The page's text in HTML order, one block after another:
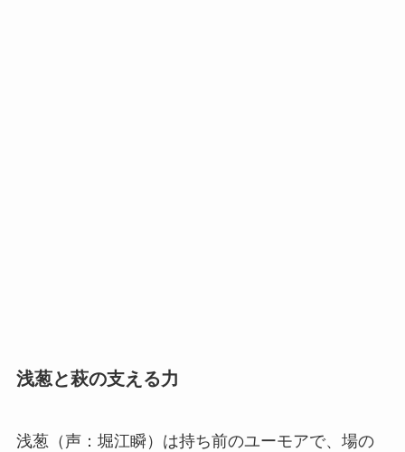
浅葱と萩の支える力
浅葱（声：堀江瞬）は持ち前のユーモアで、場の